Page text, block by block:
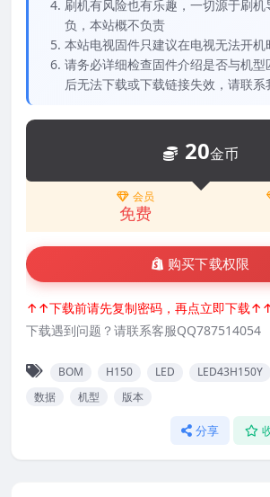
刷机有风险也有乐趣，一切源于刷机
负，本站概不负责
本站电视固件只建议在电视无法开机
请务必详细检查固件介绍是否与机
后无法下载或下载链接失效，请联系
20金币
会员
免费
购买下载权限
↑↑下载前请先复制密码，再点立即下载
下载遇到问题？请联系客服QQ787514054
BOM H150 LED LED43H150Y
数据
机型 版本
分享